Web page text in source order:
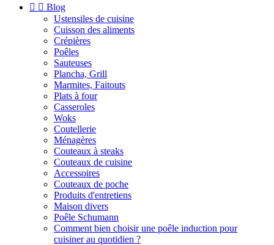
  Blog
Ustensiles de cuisine
Cuisson des aliments
Crépières
Poêles
Sauteuses
Plancha, Grill
Marmites, Faitouts
Plats à four
Casseroles
Woks
Coutellerie
Ménagères
Couteaux à steaks
Couteaux de cuisine
Accessoires
Couteaux de poche
Produits d'entretiens
Maison divers
Poêle Schumann
Comment bien choisir une poêle induction pour
cuisiner au quotidien ?